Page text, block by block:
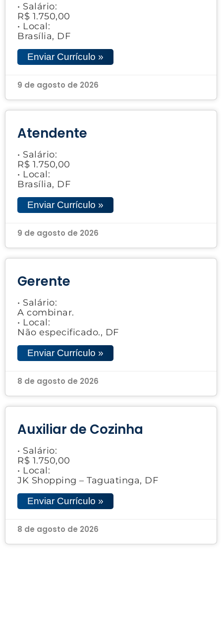
• Salário:
R$ 1.750,00
• Local:
Brasília, DF
Enviar Currículo »
9 de agosto de 2026
Atendente
• Salário:
R$ 1.750,00
• Local:
Brasília, DF
Enviar Currículo »
9 de agosto de 2026
Gerente
• Salário:
A combinar.
• Local:
Não especificado., DF
Enviar Currículo »
8 de agosto de 2026
Auxiliar de Cozinha
• Salário:
R$ 1.750,00
• Local:
JK Shopping – Taguatinga, DF
Enviar Currículo »
8 de agosto de 2026